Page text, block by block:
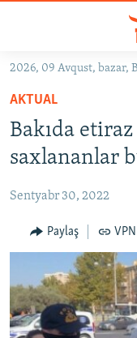
Əsas
qayıt
Əsas
naviqasiyaya
qayıt
Axtarışa
#İZAHLA
KORRUPSIOMETR
FƏRQƏ BAX
QANUNI DOĞRU
ARAŞDIRMA
MULTIMEDIA
VIDEO
RADIO ARXIV
2026, 09 Avqust, bazar,
AKTUAL
Bakıda etiraz
saxlananlar
Sentyabr 30, 2022
Paylaş